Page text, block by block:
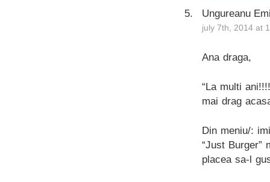
Ungureanu
july 7th, 2014 at
Ana draga,
“La multi
mai drag
Din meniu/:
“Just Burger”
placea sa-l